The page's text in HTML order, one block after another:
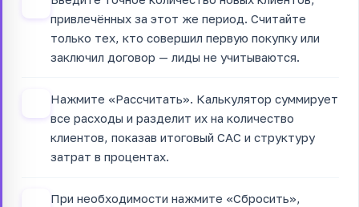
привлечённых за этот же период. Считайте
только тех, кто совершил первую покупку или
заключил договор — лиды не учитываются.
Нажмите «Рассчитать». Калькулятор суммирует
все расходы и разделит их на количество
клиентов, показав итоговый CAC и структуру
затрат в процентах.
При необходимости нажмите «Сбросить»,